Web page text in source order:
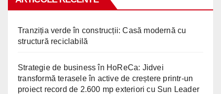
Tranziția verde în construcții: Casă modernă cu
structură reciclabilă
Strategie de business în HoReCa: Jidvei
transformă terasele în active de creștere printr-un
proiect record de 2.600 mp exteriori cu Sun Leader